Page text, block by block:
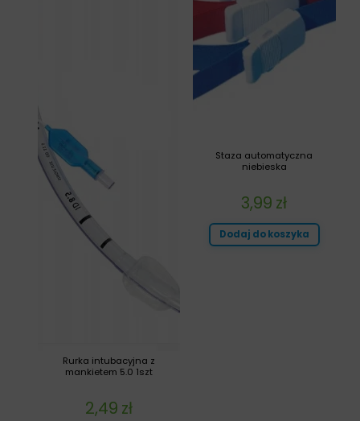
Staza automatyczna
niebieska
3,99 zł
Dodaj do koszyka
Rurka intubacyjna z
mankietem 5.0 1szt
2,49 zł